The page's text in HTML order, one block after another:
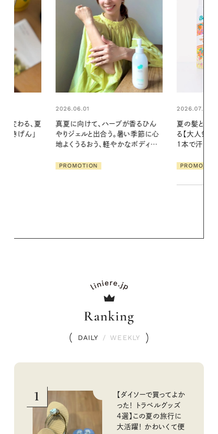
が香るひん
い季節に心
2026.07.24
夏の髪と心が瞬時にリフレッシュす
る【大人気のドライシャンプー】 この
1本で汗ばむ季節も一日中心地よく
PROMOTION
2026.07.21
リーとの重
Ranking
DAILY / WEEKLY
1
【ダイソーで買ってよか
った！ トラベルグッズ
4選】この夏の旅行に
大活躍！ かわいくて便